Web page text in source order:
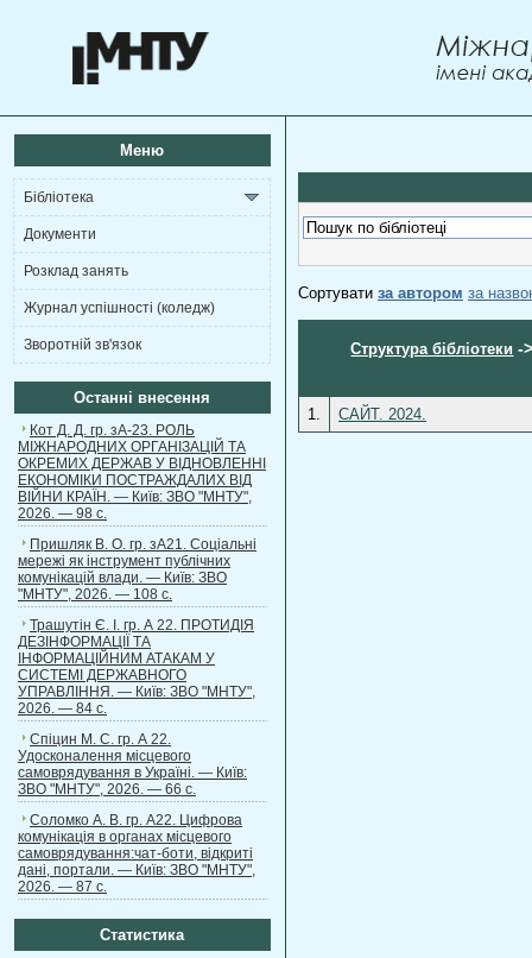
Меню
Бібліотека
Документи
Розклад занять
Журнал успішності (коледж)
Зворотній зв'язок
Останні внесення
Кот Д. Д. гр. зА-23. РОЛЬ
МІЖНАРОДНИХ ОРГАНІЗАЦІЙ ТА
ОКРЕМИХ ДЕРЖАВ У ВІДНОВЛЕННІ
ЕКОНОМІКИ ПОСТРАЖДАЛИХ ВІД
ВІЙНИ КРАЇН. — Київ: ЗВО "МНТУ",
2026. — 98 с.
Пришляк В. О. гр. зА21. Соціальні
мережі як інструмент публічних
комунікацій влади. — Київ: ЗВО
"МНТУ", 2026. — 108 с.
Трашутін Є. І. гр. А 22. ПРОТИДІЯ
ДЕЗІНФОРМАЦІЇ ТА
ІНФОРМАЦІЙНИМ АТАКАМ У
СИСТЕМІ ДЕРЖАВНОГО
УПРАВЛІННЯ. — Київ: ЗВО "МНТУ",
2026. — 84 с.
Спіцин М. С. гр. А 22.
Удосконалення місцевого
самоврядування в Україні. — Київ:
ЗВО "МНТУ", 2026. — 66 с.
Соломко А. В. гр. А22. Цифрова
комунікація в органах місцевого
самоврядування:чат-боти, відкриті
дані, портали. — Київ: ЗВО "МНТУ",
2026. — 87 с.
Статистика
Сортувати за автором за
Структура бібліотеки -
1. САЙТ. 2024.